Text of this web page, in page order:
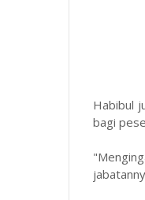
Habibul
bagi